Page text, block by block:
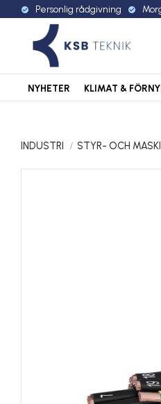
check_circle Personlig rådgivning check_circle
NYHETER KLIMAT &
INDUSTRI STYR- OCH